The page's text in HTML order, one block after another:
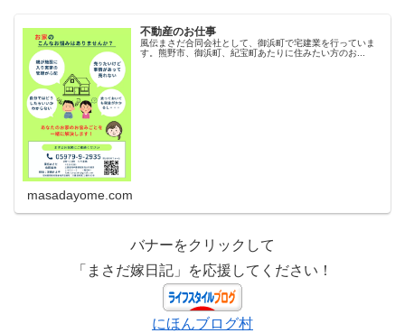
不動産のお仕事
風伝まさだ合同会社として、御浜町で宅建業を行っていま
す。熊野市、御浜町、紀宝町あたりに住みたい方のお...
masadayome.com
バナーをクリックして
「まさだ嫁日記」を応援してください！
にほんブログ村